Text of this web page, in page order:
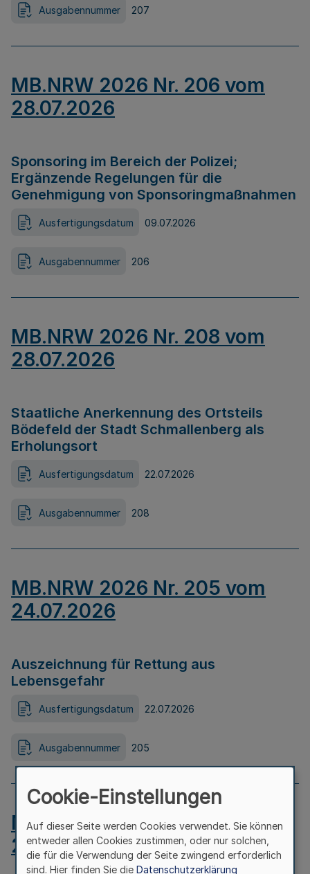
Ausgabennummer 207
MB.NRW 2026 Nr. 206 vom
28.07.2026
Sponsoring im Bereich der Polizei;
Ergänzende Regelungen für die
Genehmigung von Sponsoringmaßnahmen
Ausfertigungsdatum 09.07.2026
Ausgabennummer 206
MB.NRW 2026 Nr. 208 vom
28.07.2026
Staatliche Anerkennung des Ortsteils
Bödefeld der Stadt Schmallenberg als
Erholungsort
Ausfertigungsdatum 22.07.2026
Ausgabennummer 208
MB.NRW 2026 Nr. 205 vom
24.07.2026
Auszeichnung für Rettung aus
Lebensgefahr
Ausfertigungsdatum 22.07.2026
Ausgabennummer 205
MB.NRW 2026 Nr. 204 vom
24.07.2026
Cookie-Einstellungen
Auf dieser Seite werden Cookies verwendet. Sie können
entweder allen Cookies zustimmen, oder nur solchen,
die für die Verwendung der Seite zwingend erforderlich
sind. Hier finden Sie die Datenschutzerklärung